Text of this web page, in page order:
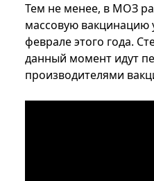
Тем не менее, в МОЗ
массовую вакцинацию
феврале этого года.
данный момент идут
производителями